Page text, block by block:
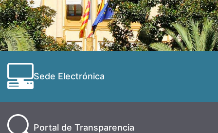
Sede Electrónica
Portal de Transparencia